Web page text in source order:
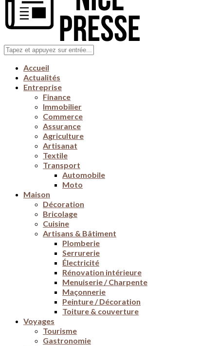
Accueil
Actualités
Entreprise
Finance
Immobilier
Commerce
Assurance
Agriculture
Artisanat
Textile
Transport
Automobile
Moto
Maison
Décoration
Bricolage
Cuisine
Artisans & Bâtiment
Plomberie
Serrurerie
Électricité
Rénovation intérieure
Menuiserie / Charpente
Maçonnerie
Peinture / Décoration
Toiture & couverture
Voyages
Tourisme
Gastronomie